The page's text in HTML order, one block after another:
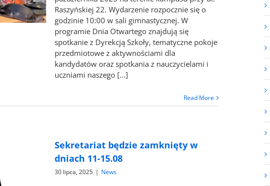
Raszyńskiej 22. Wydarzenie rozpocznie się o
godzinie 10:00 w sali gimnastycznej. W
programie Dnia Otwartego znajdują się
spotkanie z Dyrekcją Szkoły, tematyczne pokoje
przedmiotowe z aktywnościami dla
kandydatów oraz spotkania z nauczycielami i
uczniami naszego [...]
Read More
Sekretariat będzie zamknięty w
dniach 11-15.08
30 lipca, 2025 | News